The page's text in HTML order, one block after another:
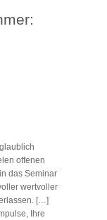
offenen
das Seminar
wertvoller
[…]
Ihre